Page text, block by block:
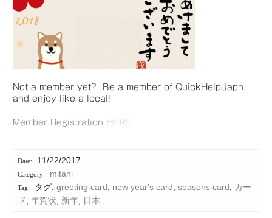
Not a member yet? Be a member of QuickHelpJapn
and enjoy like a local!
Member Registration HERE
11/22/2017
mitani
タグ: greeting card new year's card seasons card
カー
ド
,年賀状 新年 日本